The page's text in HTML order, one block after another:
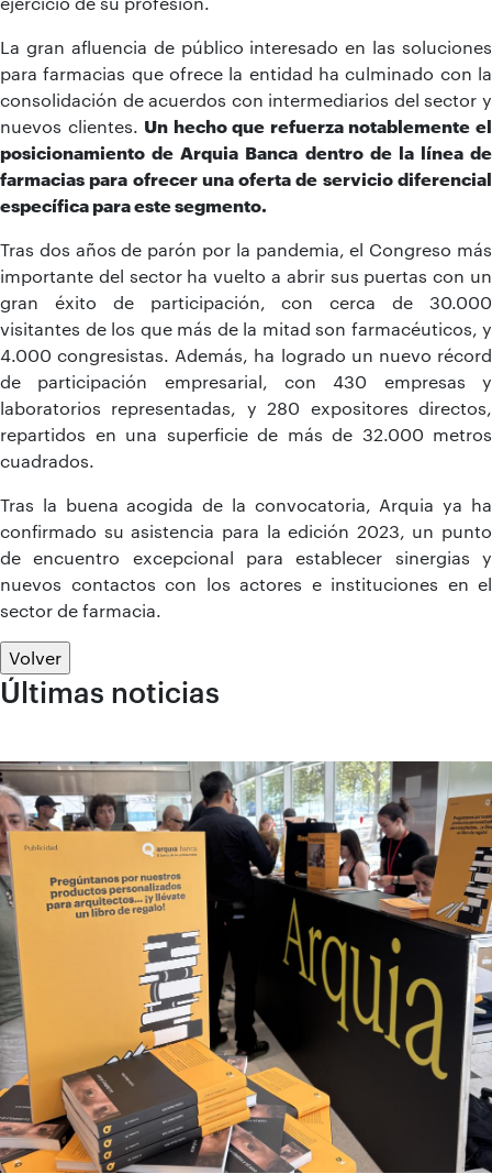
La gran afluencia de público interesado en las soluciones
para farmacias que ofrece la entidad ha culminado con la
consolidación de acuerdos con intermediarios del sector y
nuevos clientes. Un hecho que refuerza notablemente el
posicionamiento de Arquia Banca dentro de la línea de
farmacias para ofrecer una oferta de servicio diferencial
específica para este segmento.
Tras dos años de parón por la pandemia, el Congreso más
importante del sector ha vuelto a abrir sus puertas con un
gran éxito de participación, con cerca de 30.000
visitantes de los que más de la mitad son farmacéuticos, y
4.000 congresistas. Además, ha logrado un nuevo récord
de participación empresarial, con 430 empresas y
laboratorios representadas, y 280 expositores directos,
repartidos en una superficie de más de 32.000 metros
cuadrados.
Tras la buena acogida de la convocatoria, Arquia ya ha
confirmado su asistencia para la edición 2023, un punto
de encuentro excepcional para establecer sinergias y
nuevos contactos con los actores e instituciones en el
sector de farmacia.
Volver
Últimas noticias